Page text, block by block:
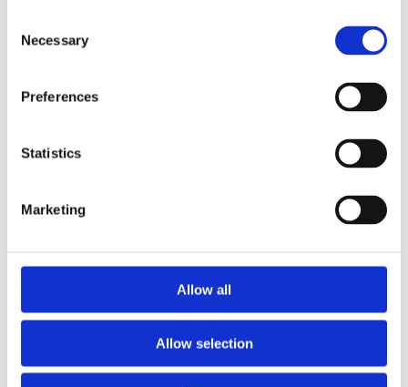
Selection
Necessary
Preferences
Statistics
Marketing
Allow all
Allow selection
Leveranskedjeattacker fördubblades 2024
Av svenska organisationer efterlever inte